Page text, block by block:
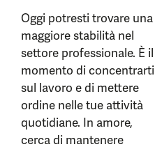
Oggi potresti trovare una
maggiore stabilità nel
settore professionale. È il
momento di concentrarti
sul lavoro e di mettere
ordine nelle tue attività
quotidiane. In amore,
cerca di mantenere